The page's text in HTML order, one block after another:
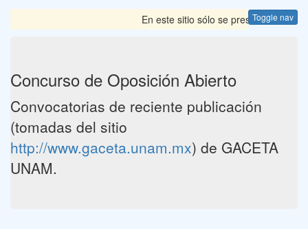
Toggle nav
En este sitio sólo se presentan las
Concurso de Oposición Abierto
Convocatorias de reciente publicación
(tomadas del sitio
http://www.gaceta.unam.mx) de GACETA
UNAM.